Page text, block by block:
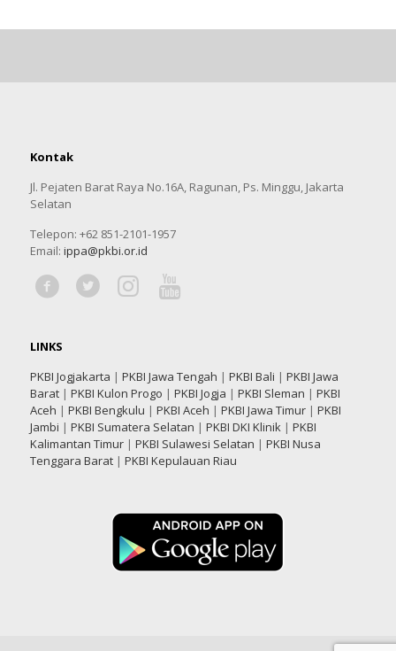
Kontak
Jl. Pejaten Barat Raya No.16A, Ragunan, Ps. Minggu, Jakarta
Selatan
Telepon: +62 851-2101-1957
Email: ippa@pkbi.or.id
LINKS
PKBI Jogjakarta | PKBI Jawa Tengah | PKBI Bali | PKBI Jawa
Barat| PKBI Kulon Progo | PKBI Jogja | PKBI Sleman | PKBI
Aceh | PKBI Bengkulu | PKBI Aceh | PKBI Jawa Timur| PKBI
Jambi | PKBI Sumatera Selatan | PKBI DKI Klinik| PKBI
Kalimantan Timur| PKBI Sulawesi Selatan | PKBI Nusa
Tenggara Barat| PKBI Kepulauan Riau